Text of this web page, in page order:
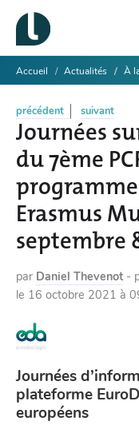
Accueil Actualités À
précédent suivant
Journées
du 7ème
Erasmus
septembre
par Daniel Thevenot -
le 16 octobre 2021 à
Journées
plateforme
européens